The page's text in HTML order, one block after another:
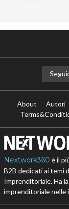
About Autori
Nextwork360 è il
B2B dedicati ai temi
Imprenditoriale. Ha
imprenditoriale nelle